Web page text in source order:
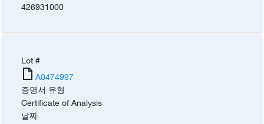
426931000
Lot #
A0474997
증명서 유형
Certificate of Analysis
날짜